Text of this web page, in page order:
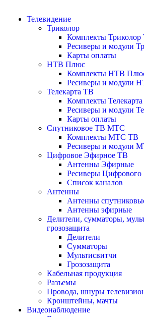
Телевидение
Триколор
Комплекты Триколор
Ресиверы и модули
Карты оплаты
НТВ Плюс
Комплекты НТВ
Ресиверы и модули
Телекарта ТВ
Комплекты
Ресиверы и модули
Карты оплаты
Спутниковое ТВ МТС
Комплекты МТС ТВ
Ресиверы и модули
Цифровое Эфирное ТВ
Антенны Эфирные
Ресиверы
Список каналов
Антенны
Антенны
Антенны эфирные
Делители, сумматоры,
грозозащита
Делители
Сумматоры
Мультисвитчи
Грозозащита
Кабельная продукция
Разъемы
Провода, шнуры
Кронштейны, мачты
Видеонаблюдение